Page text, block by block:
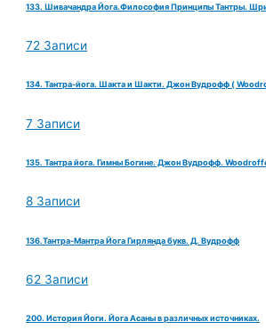
133. Шивачандра Йога.Философия Принципы Тантры.
72 Записи
134. Тантра-йога. Шакта и Шакти. Джон Вудрофф (
7 Записи
135. Тантра йога. Гимны Богине. Джон Вудрофф.
8 Записи
136.Тантра-Мантра Йога Гирлянда букв. Д. Вудрофф
62 Записи
200. История Йоги. Йога Асаны в различных источниках.